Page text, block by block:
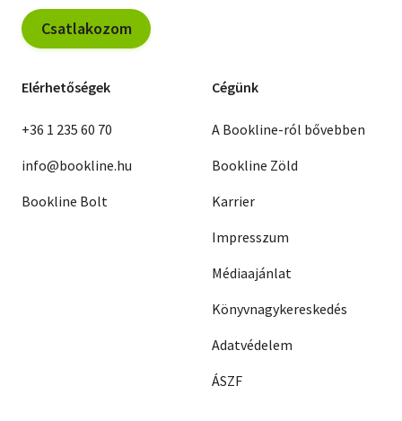
Csatlakozom
Elérhetőségek
+36 1 235 60 70
info@bookline.hu
Bookline Bolt
Cégünk
A Bookline-ról bővebben
Bookline Zöld
Karrier
Impresszum
Médiaajánlat
Könyvnagykereskedés
Adatvédelem
ÁSZF